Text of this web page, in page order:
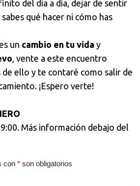
del día a día, dejar de sentir
qué hacer ni cómo has
un cambio en tu vida y
, vente a este encuentro
ello y te contaré como salir de
¡Espero verte!
Más información debajo del
con * son obligatorios